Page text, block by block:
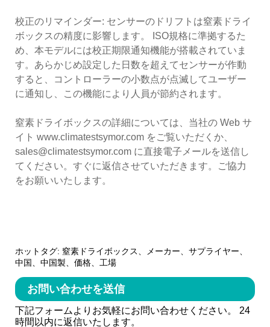
校正のリマインダー: センサーのドリフトは窒素ドライ
ボックスの精度に影響します。 ISO規格に準拠するた
め、本モデルには校正期限通知機能が搭載されていま
す。あらかじめ設定した日数を超えてセンサーが作動
すると、コントローラーの小数点が点滅してユーザー
に通知し、この機能により人員が節約されます。
窒素ドライボックスの詳細については、当社の Web サ
イト www.climatestsymor.com をご覧いただくか、
sales@climatestsymor.com に直接電子メールを送信し
てください。すぐに返信させていただきます。ご協力
をお願いいたします。
ホットタグ: 窒素ドライボックス、メーカー、サプライヤー、
中国、中国製、価格、工場
お問い合わせを送信
下記フォームよりお気軽にお問い合わせください。 24
時間以内に返信いたします。